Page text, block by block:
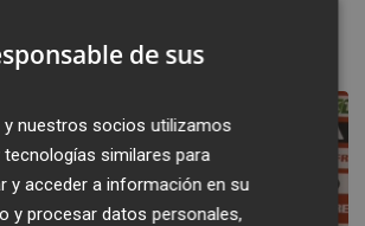
sea"
de sus
nuestros socios utilizamos
similares para
y acceder a información en su
y procesar datos personales,